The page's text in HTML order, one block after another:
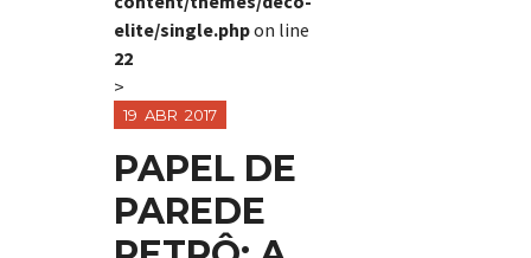
elite/single.phpon line
22
>
19 ABR 2017
PAPEL DE
PAREDE